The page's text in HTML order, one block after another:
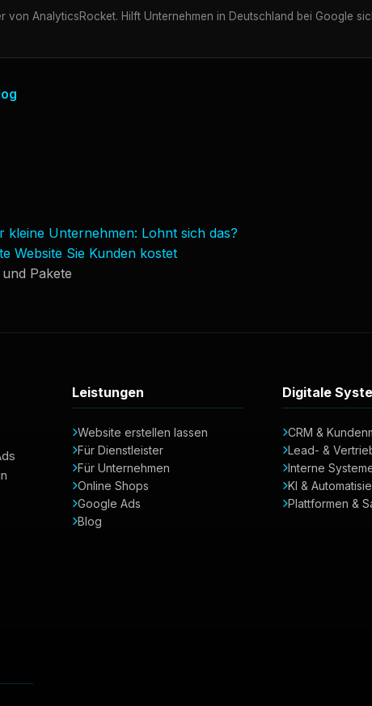
von AnalyticsRocket. Hilft Unternehmen in Deutschland bei Google
kleine Unternehmen: Lohnt sich das?
Website Sie Kunden kostet
Pakete
Leistungen
Website erstellen lassen
Für Dienstleister
Für Unternehmen
Online Shops
Google Ads
Blog
Digitale
CRM &
Lead- &
Interne
KI &
Plattformen &